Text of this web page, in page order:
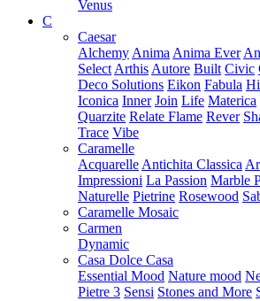
Venus
C
Caesar
Alchemy Anima Anima Ever
Select Arthis Autore Built Civic
Deco Solutions Eikon Fabula
Iconica Inner Join Life Materica
Quarzite Relate Flame Rever
Trace Vibe
Caramelle
Acquarelle Antichita Classica
Impressioni La Passion Marble
Naturelle Pietrine Rosewood
Caramelle Mosaic
Carmen
Dynamic
Casa Dolce Casa
Essential Mood Nature mood
Pietre 3 Sensi Stones and More